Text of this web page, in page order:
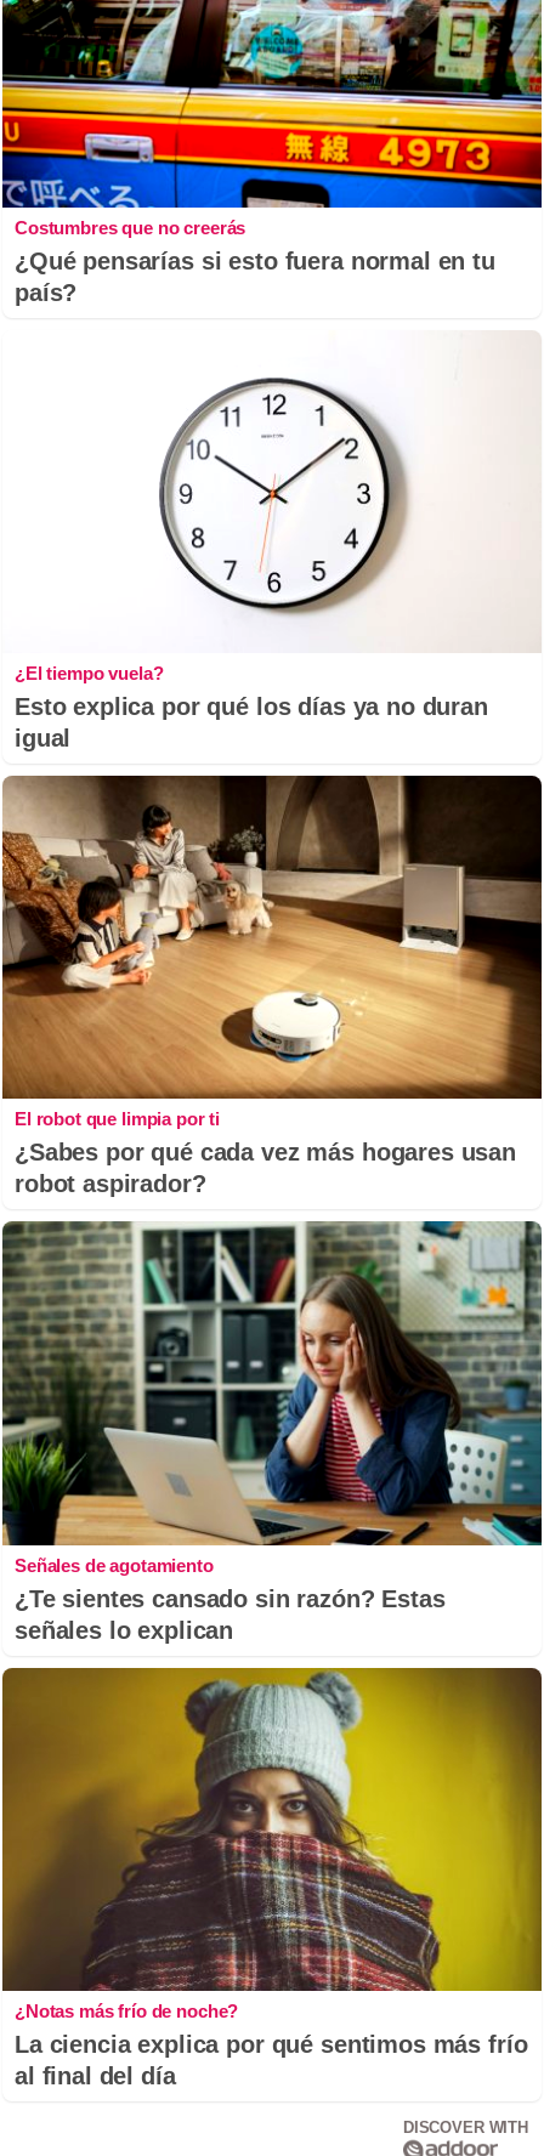
Costumbres que no creerás
¿Qué pensarías si esto fuera normal en tu
país?
¿El tiempo vuela?
Esto explica por qué los días ya no duran
igual
El robot que limpia por ti
¿Sabes por qué cada vez más hogares usan
robot aspirador?
Señales de agotamiento
¿Te sientes cansado sin razón? Estas
señales lo explican
¿Notas más frío de noche?
La ciencia explica por qué sentimos más frío
al final del día
DISCOVER WITH